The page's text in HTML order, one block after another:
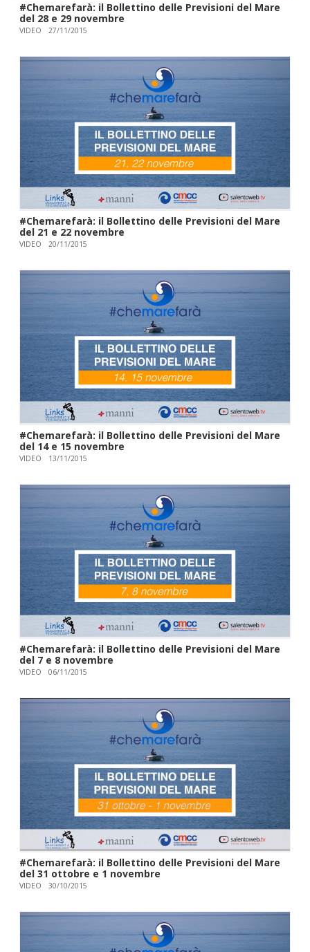
#Chemarefarà: il Bollettino delle Previsioni del Mare
del 28 e 29 novembre
VIDEO 27/11/2015
#Chemarefarà: il Bollettino delle Previsioni del Mare
del 21 e 22 novembre
VIDEO 20/11/2015
#Chemarefarà: il Bollettino delle Previsioni del Mare
del 14 e 15 novembre
VIDEO 13/11/2015
#Chemarefarà: il Bollettino delle Previsioni del Mare
del 7 e 8 novembre
VIDEO 06/11/2015
#Chemarefarà: il Bollettino delle Previsioni del Mare
del 31 ottobre e 1 novembre
VIDEO 30/10/2015